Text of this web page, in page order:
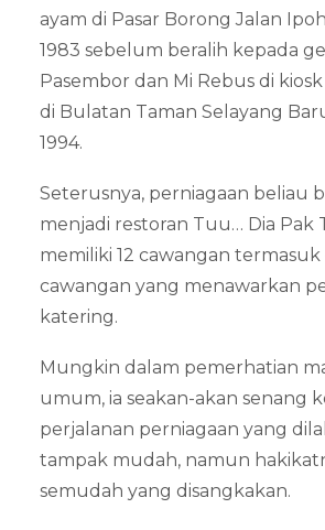
ayam di Pasar Borong Jalan
1983 sebelum beralih kepada
Pasembor dan Mi Rebus di
di Bulatan Taman Selayang
1994.
Seterusnya, perniagaan beliau
menjadi restoran Tuu… Dia Pak
memiliki 12 cawangan termasuk
cawangan yang menawarkan
katering.
Mungkin dalam pemerhatian
umum, ia seakan-akan senang
perjalanan perniagaan yang
tampak mudah, namun
semudah yang disangkakan.